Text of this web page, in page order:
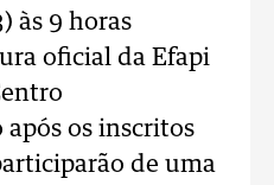
às 9 horas
oficial da Efapi
os inscritos
de uma